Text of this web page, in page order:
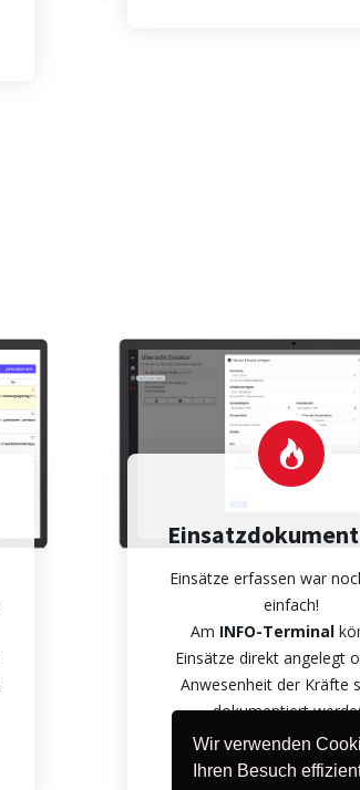
Wir verwenden
Ihren Besuch
Einsätze erfassen war
einfach!
Am INFO-Terminal
Einsätze direkt angelegt
Anwesenheit der Kräfte
dokumentiert
Schnell. Praktisch.